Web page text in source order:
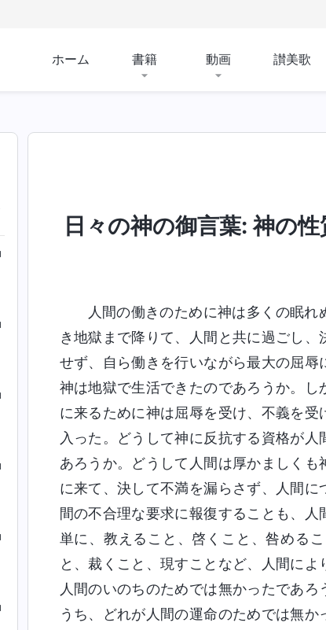
ホーム 書籍 動画 讃美歌
るものと神そのもの 聖書にまつわる奥義
日々の神の御言葉: 神の
人間の働きのために神は多くの眠
き地獄まで降りて、人間と共に過ごし
せず、自ら働きを行いながら最大の屈
神は地獄で生活できたのであろうか。
に来るために神は屈辱を受け、不義を
入った。どうして神に反抗する資格が
あろうか。どうして人間は厚かましく
に来て、決して不満を漏らさず、人間
間の不合理な要求に報復することも、
単に、教えること、啓くこと、咎める
と、裁くこと、現すことなど、人間に
人間のいのちのためでは無かったであ
うち、どれが人間の運命のためでは無